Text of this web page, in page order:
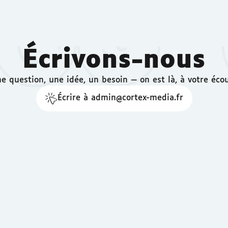
Écrivons-nous
question, une idée, un besoin — on est là, à votre
Écrire à admin@cortex-media.fr